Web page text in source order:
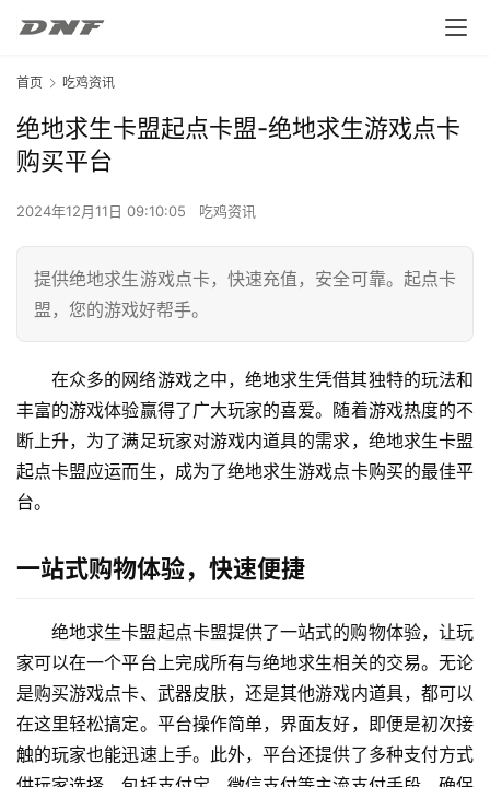
首页 吃鸡资讯
绝地求生卡盟起点卡盟-绝地求生游戏点卡
购买平台
2024年12月11日 09:10:05 吃鸡资讯
提供绝地求生游戏点卡，快速充值，安全可靠。起点卡
盟，您的游戏好帮手。
在众多的网络游戏之中，绝地求生凭借其独特的玩法和
丰富的游戏体验赢得了广大玩家的喜爱。随着游戏热度的不
断上升，为了满足玩家对游戏内道具的需求，绝地求生卡盟
起点卡盟应运而生，成为了绝地求生游戏点卡购买的最佳平
台。
一站式购物体验，快速便捷
绝地求生卡盟起点卡盟提供了一站式的购物体验，让玩
家可以在一个平台上完成所有与绝地求生相关的交易。无论
是购买游戏点卡、武器皮肤，还是其他游戏内道具，都可以
在这里轻松搞定。平台操作简单，界面友好，即便是初次接
触的玩家也能迅速上手。此外，平台还提供了多种支付方式